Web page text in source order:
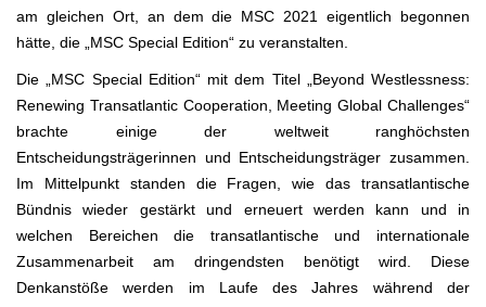
am gleichen Ort, an dem die MSC 2021 eigentlich begonnen
hätte, die „MSC Special Edition“ zu veranstalten.
Die „MSC Special Edition“ mit dem Titel „Beyond Westlessness:
Renewing Transatlantic Cooperation, Meeting Global Challenges“
brachte einige der weltweit ranghöchsten
Entscheidungsträgerinnen und Entscheidungsträger zusammen.
Im Mittelpunkt standen die Fragen, wie das transatlantische
Bündnis wieder gestärkt und erneuert werden kann und in
welchen Bereichen die transatlantische und internationale
Zusammenarbeit am dringendsten benötigt wird. Diese
Denkanstöße werden im Laufe des Jahres während der